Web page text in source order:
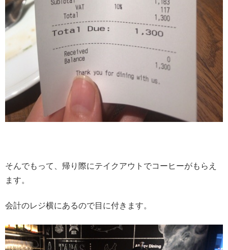
そんでもって、帰り際にテイクアウトでコーヒーがもらえ
ます。
会計のレジ横にあるので目に付きます。